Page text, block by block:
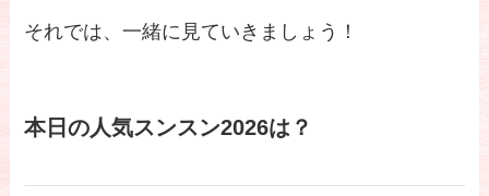
それでは、一緒に見ていきましょう！
本日の人気スンスン2026は？